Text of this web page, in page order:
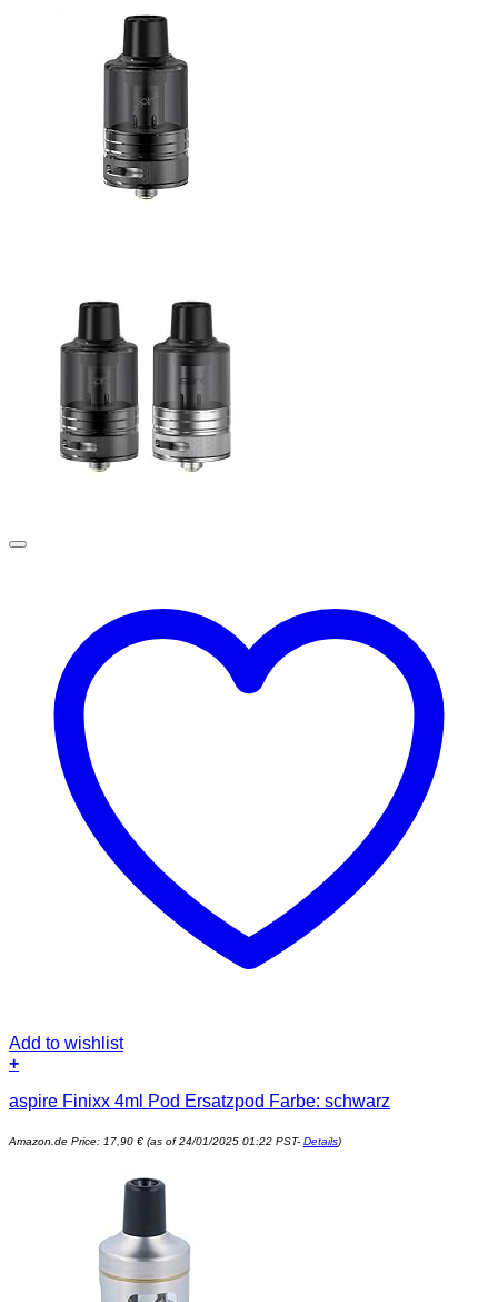
Add to wishlist
+
aspire Finixx 4ml Pod Ersatzpod Farbe: schwarz
Amazon.de Price: 17,90 € (as of 24/01/2025 01:22 PST- Details)